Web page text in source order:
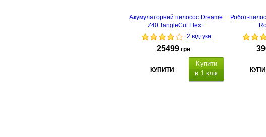
Акумуляторний пилосос Dreame
Z40 TangleCut Flex+
2 відгуки
25499 грн
КУПИТИ
Купити
в 1 клік
Робот-